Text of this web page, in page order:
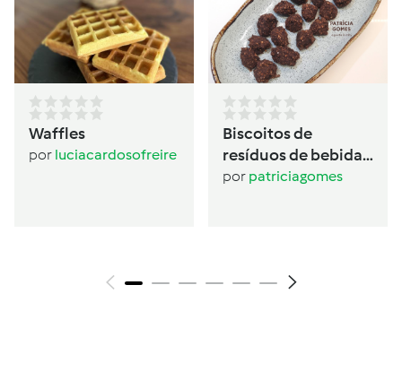
Waffles
por luciacardosofreire
Biscoitos de
resíduos de bebida
de aveia
por patriciagomes